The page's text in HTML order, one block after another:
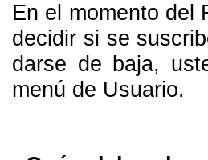
En el momento del
decidir si se
darse de baja,
menú de Usuario.